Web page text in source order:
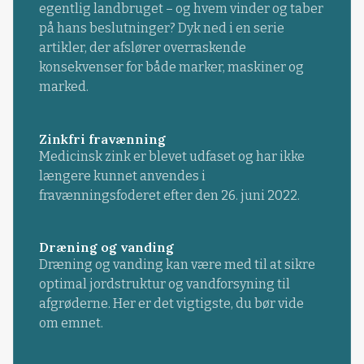
egentlig landbruget – og hvem vinder og taber
på hans beslutninger? Dyk ned i en serie
artikler, der afslører overraskende
konsekvenser for både marker, maskiner og
marked.
Zinkfri fravænning
Medicinsk zink er blevet udfaset og har ikke
længere kunnet anvendes i
fravænningsfoderet efter den 26. juni 2022.
Dræning og vanding
Dræning og vanding kan være med til at sikre
optimal jordstruktur og vandforsyning til
afgrøderne. Her er det vigtigste, du bør vide
om emnet.